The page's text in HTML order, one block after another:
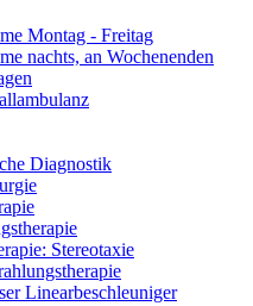
Montag - Freitag
nachts, an Wochenenden
Diagnostik
Stereotaxie
Linearbeschleuniger